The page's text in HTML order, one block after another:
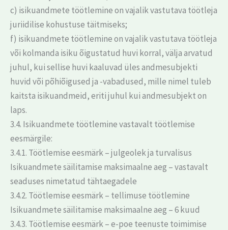
c) isikuandmete töötlemine on vajalik vastutava töötleja
juriidilise kohustuse täitmiseks;
f) isikuandmete töötlemine on vajalik vastutava töötleja
või kolmanda isiku õigustatud huvi korral, välja arvatud
juhul, kui sellise huvi kaaluvad üles andmesubjekti
huvid või põhiõigused ja -vabadused, mille nimel tuleb
kaitsta isikuandmeid, eriti juhul kui andmesubjekt on
laps.
3.4. Isikuandmete töötlemine vastavalt töötlemise
eesmärgile:
3.4.1. Töötlemise eesmärk – julgeolek ja turvalisus
Isikuandmete säilitamise maksimaalne aeg – vastavalt
seaduses nimetatud tähtaegadele
3.4.2. Töötlemise eesmärk – tellimuse töötlemine
Isikuandmete säilitamise maksimaalne aeg – 6 kuud
3.4.3. Töötlemise eesmärk – e-poe teenuste toimimise